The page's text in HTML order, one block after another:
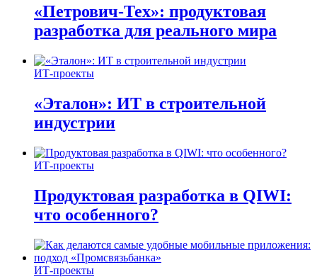
«Петрович-Тех»: продуктовая
разработка для реального мира
ИТ-проекты
«Эталон»: ИТ в строительной
индустрии
ИТ-проекты
Продуктовая разработка в QIWI:
что особенного?
ИТ-проекты